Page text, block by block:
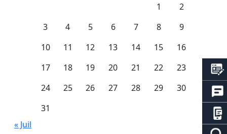
1
2
3
4 5 6 7 8
9
10
11 12 13 14 15
16
17
18 19 20 21 22
23
24
25 26 27 28 29
30
31
« Juil